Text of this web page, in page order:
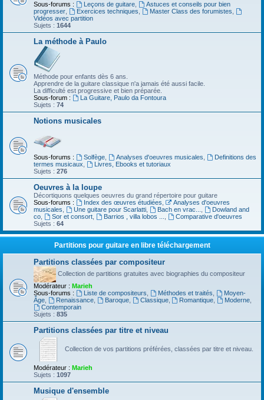
Sous-forums : Leçons de guitare,
Astuces et conseils pour bien
progresser
Exercices techniques Master Class des forumistes
Vidéos avec partition
Sujets : 1644
La méthode à Paulo
Méthode pour enfants dès 6 ans.
Apprendre de la guitare classique n'a jamais été aussi facile.
La difficulté est progressive et bien préparée.
Sous-forum :
La Guitare, Paulo da Fontoura
Sujets : 74
Notions musicales
Sous-forums : Solfège, Analyses d'oeuvres musicales
Definitions des
termes musicaux
Livres, Ebooks et tutoriaux
Sujets : 276
Oeuvres à la loupe
Décortiquons quelques oeuvres du grand répertoire pour guitare
Sous-forums :
Index des œuvres étudiées
Analyses d'oeuvres
musicales
Une guitare pour Scarlatti, Bach en vrac...
Dowland and
co
Sor et consort, Barrios , villa lobos ...
Comparative d'oeuvres
Sujets : 64
Partitions pour guitare en libre téléchargement
Partitions classées par compositeur
Collection de partitions gratuites avec biographies du compositeur
Modérateur : Marieh
Sous-forums :
Liste de compositeurs Méthodes et traités
Moyen-
Âge
Renaissance, Baroque, Classique, Romantique Moderne
Contemporain
Sujets : 835
Partitions classées par titre et niveau
Collection de vos partitions préférées, classées par titre et niveau.
Modérateur : Marieh
Sujets : 1097
Musique d'ensemble